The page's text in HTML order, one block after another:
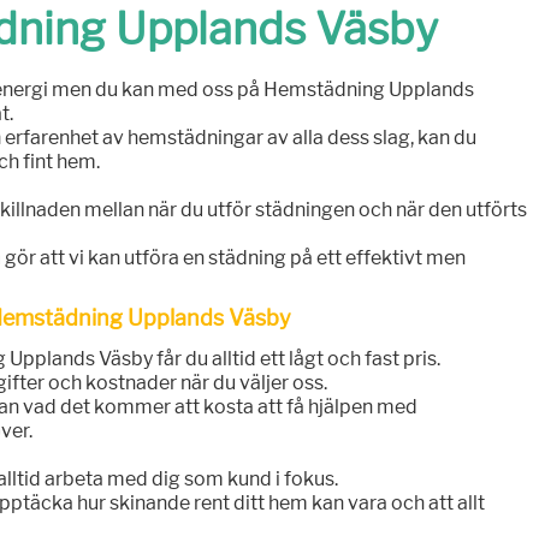
Upplands Väsby
men du kan med oss på Hemstädning Upplands
av hemstädningar av alla dess slag, kan du
fint hem.
mellan när du utför städningen och när den utförts
gör att vi kan utföra en städning på ett effektivt men
Upplands Väsby
Upplands Väsby får du alltid ett lågt och fast pris.
och kostnader när du väljer oss.
vad det kommer att kosta att få hjälpen med
arbeta med dig som kund i fokus.
hur skinande rent ditt hem kan vara och att allt